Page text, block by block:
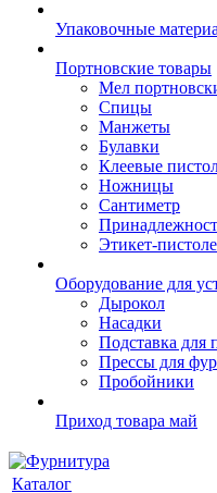
Упаковочные
Портновские товары
Мел
Спицы
Манжеты
Булавки
Клеевые
Ножницы
Сантиметр
Этикет-
Оборудование для
Дырокол
Насадки
Подставка для
Прессы для
Пробойники
Приход товара май
Каталог